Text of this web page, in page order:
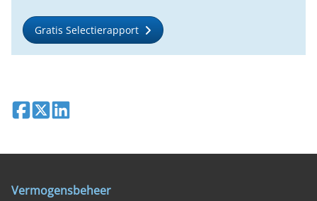
Gratis Selectierapport
Deel op Facebook
Deel op XDeel op LinkedIn
Vermogensbeheer